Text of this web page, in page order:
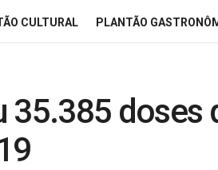
CULTURAL PLANTÃO
35.385 doses